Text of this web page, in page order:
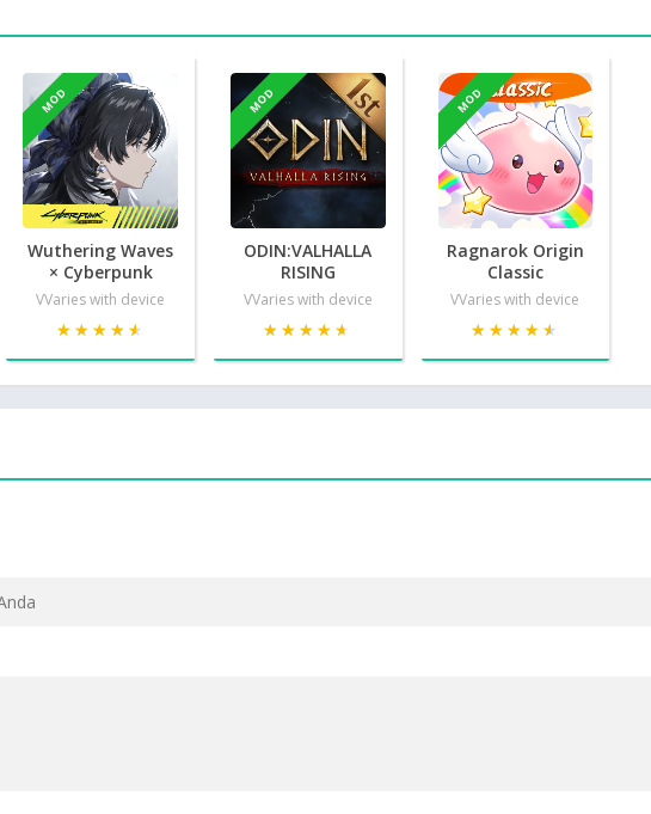
MOD
Wuthering Waves
× Cyberpunk
VVaries with device
★★★★★
★★★★★
MOD
ODIN:VALHALLA
RISING
VVaries with device
★★★★★
★★★★★
MOD
Ragnarok Origin
Classic
VVaries with device
★★★★★
★★★★★